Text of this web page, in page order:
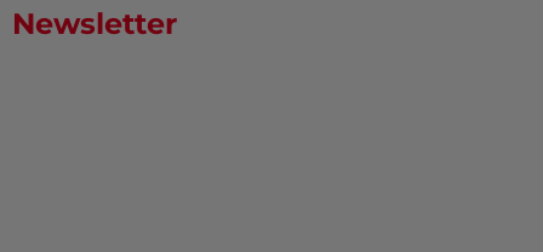
Newsletter